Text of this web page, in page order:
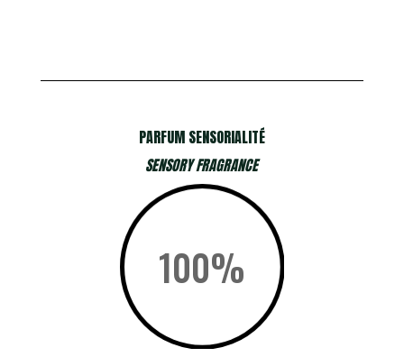
PARFUM SENSORIALITÉ
SENSORY FRAGRANCE
100%